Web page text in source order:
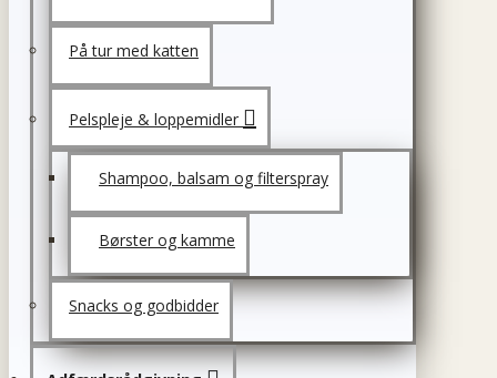
På tur med katten
Pelspleje & loppemidler
Shampoo, balsam og filterspray
Børster og kamme
Snacks og godbidder